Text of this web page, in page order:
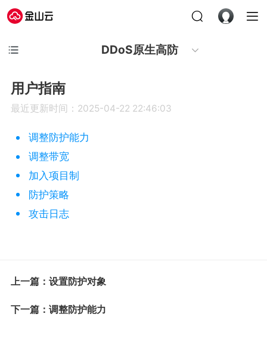
DDoS原生高防
用户指南
最近更新时间：2025-04-22 22:46:03
调整防护能力
调整带宽
加入项目制
防护策略
攻击日志
上一篇：设置防护对象
下一篇：调整防护能力